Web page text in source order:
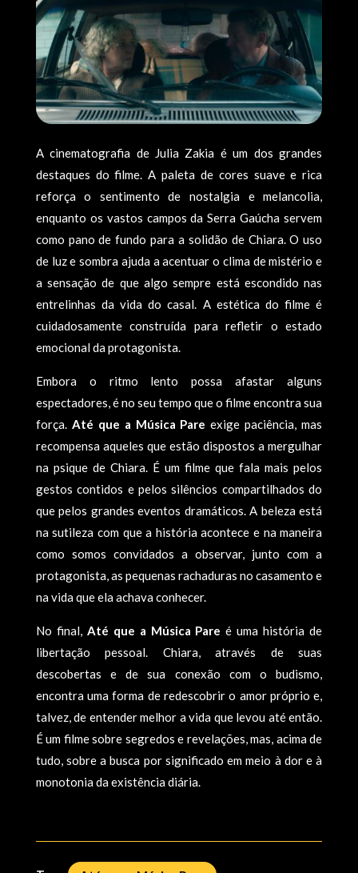
A cinematografia de Julia Zakia é um dos grandes
destaques do filme. A paleta de cores suave e rica
reforça o sentimento de nostalgia e melancolia,
enquanto os vastos campos da Serra Gaúcha servem
como pano de fundo para a solidão de Chiara. O uso
de luz e sombra ajuda a acentuar o clima de mistério e
a sensação de que algo sempre está escondido nas
entrelinhas da vida do casal. A estética do filme é
cuidadosamente construída para refletir o estado
emocional da protagonista.
Embora o ritmo lento possa afastar alguns
espectadores, é no seu tempo que o filme encontra sua
força. Até que a Música Pare exige paciência, mas
recompensa aqueles que estão dispostos a mergulhar
na psique de Chiara. É um filme que fala mais pelos
gestos contidos e pelos silêncios compartilhados do
que pelos grandes eventos dramáticos. A beleza está
na sutileza com que a história acontece e na maneira
como somos convidados a observar, junto com a
protagonista, as pequenas rachaduras no casamento e
na vida que ela achava conhecer.
No final, Até que a Música Pare é uma história de
libertação pessoal. Chiara, através de suas
descobertas e de sua conexão com o budismo,
encontra uma forma de redescobrir o amor próprio e,
talvez, de entender melhor a vida que levou até então.
É um filme sobre segredos e revelações, mas, acima de
tudo, sobre a busca por significado em meio à dor e à
monotonia da existência diária.